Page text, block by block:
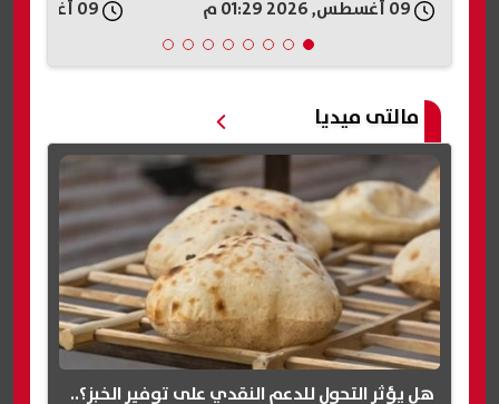
مالتى ميديا
هل يؤثر التحول للدعم النقدي على توفير الخبز؟..